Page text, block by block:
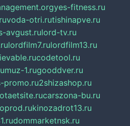
yes-fitness.ru
voda-otri.rutishinapve.ru
avgust.rulord-tv.ru
lordfilm7.rulordfilm13.ru
codetool.ru
muz-1.rugooddver.ru
promo.ru2shizashop.ru
carszona-bu.ru
kinozadrot13.ru
dommarketnsk.ru